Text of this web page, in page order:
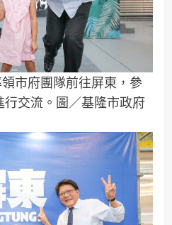
市府團隊前往屏東，參
交流。圖／基隆市政府